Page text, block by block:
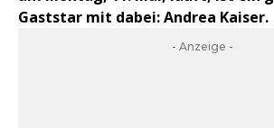
Gaststar mit dabei: Andrea Kaiser.
- Anzeige -